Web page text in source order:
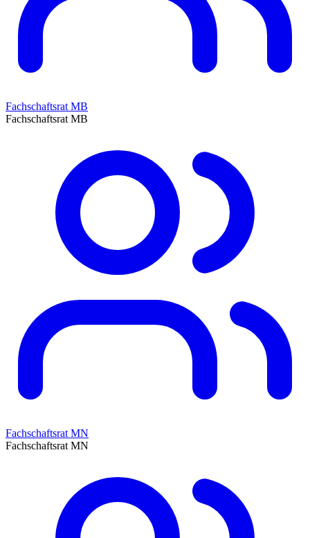
Fachschaftsrat MB
Fachschaftsrat MB
Fachschaftsrat MN
Fachschaftsrat MN